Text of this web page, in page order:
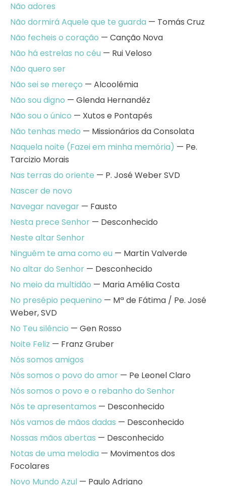
Não adores
Não dormirá Aquele que te guarda — Tomás Cruz
Não fecheis o coração — Canção Nova
Não há estrelas no céu — Rui Veloso
Não quero ser
Não sei se mereço — Alcoolémia
Não sou digno — Glenda Hernandéz
Não sou o único — Xutos e Pontapés
Não tenhas medo — Missionários da Consolata
Naquela noite (Fazei em minha memória) — Pe.
Tarcizio Morais
Nas terras do oriente — P. José Weber SVD
Nascer de novo
Navegar navegar — Fausto
Nesta prece Senhor — Desconhecido
Neste altar Senhor
Ninguém te ama como eu — Martin Valverde
No altar do Senhor — Desconhecido
No meio da multidão — Maria Amélia Costa
No presépio pequenino — Mª de Fátima / Pe. José
Weber, SVD
No Teu silêncio — Gen Rosso
Noite Feliz — Franz Gruber
Nós somos amigos
Nós somos o povo do amor — Pe Leonel Claro
Nós somos o povo e o rebanho do Senhor
Nós te apresentamos — Desconhecido
Nós vamos de mãos dadas — Desconhecido
Nossas mãos abertas — Desconhecido
Notas de uma melodia — Movimentos dos
Focolares
Novo Mundo Azul — Paulo Adriano